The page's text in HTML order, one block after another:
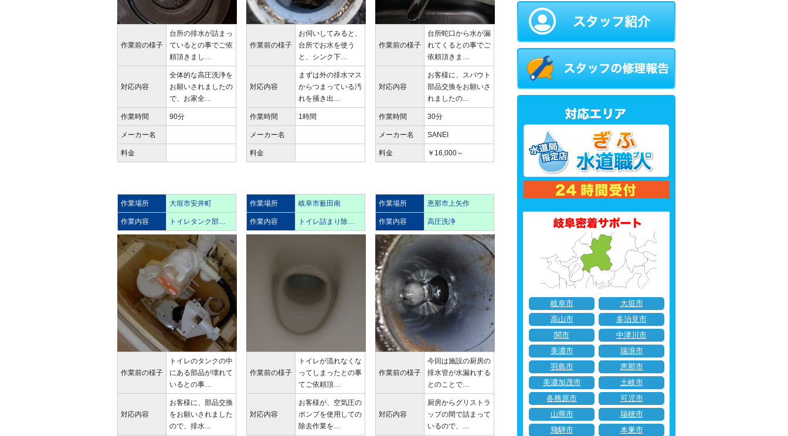
作業前の様子
台所の排水が詰まっ
ているとの事でご依
頼頂きまし…
対応内容
全体的な高圧洗浄を
お願いされましたの
で、お家全…
作業時間 90分
メーカー名
料金
作業前の様子
お伺いしてみると、
台所でお水を使う
と、シンク下…
対応内容
まずは外の排水マス
からつまっている汚
れを掻き出…
作業時間 1時間
メーカー名
料金
作業前の様子
台所蛇口から水が漏
れてくるとの事でご
依頼頂きま…
対応内容
お客様に、スパウト
部品交換をお願いさ
れましたの…
作業時間 30分
メーカー名 SANEI
料金 ￥16,000～
作業場所 大垣市安井町
作業内容 トイレタンク部…
作業前の様子
トイレのタンクの中
にある部品が壊れて
いるとの事…
対応内容
お客様に、部品交換
をお願いされました
ので、排水…
作業場所 岐阜市薮田南
作業内容 トイレ詰まり除…
作業前の様子
トイレが流れなくな
ってしまったとの事
てご依頼頂…
対応内容
お客様が、空気圧の
ポンプを使用しての
除去作業を…
作業場所 恵那市上矢作
作業内容 高圧洗浄
作業前の様子
今回は施設の厨房の
排水管が水漏れする
とのことで…
対応内容
厨房からグリストラ
ップの間で詰まって
いるので、…
岐阜市
大垣市
高山市
多治見市
関市
中津川市
美濃市
瑞浪市
羽島市
恵那市
美濃加茂市
土岐市
各務原市
可児市
山県市
瑞穂市
飛騨市
本巣市